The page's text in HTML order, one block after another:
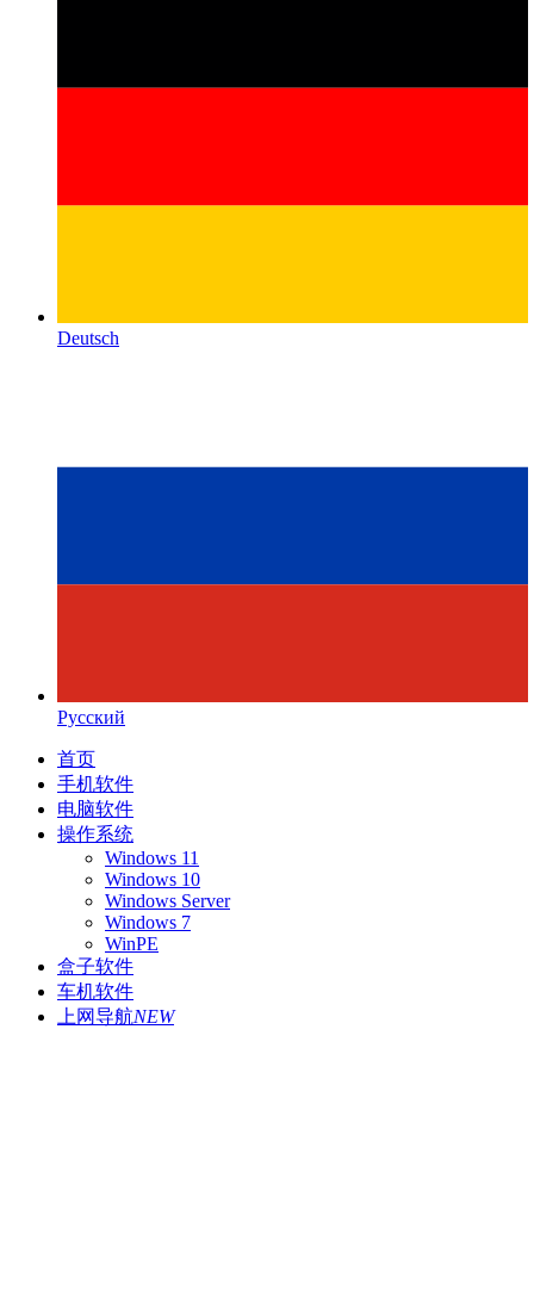
Deutsch
Русский
首页
手机软件
电脑软件
操作系统
Windows 11
Windows 10
Windows Server
Windows 7
WinPE
盒子软件
车机软件
上网导航NEW